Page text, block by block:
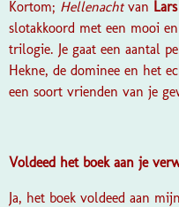
Kortom; Hellenacht van
slotakkoord met een mooi
trilogie. Je gaat een aantal
Hekne, de dominee en het
een soort vrienden van je
Voldeed het boek aan je
Ja, het boek voldeed aan